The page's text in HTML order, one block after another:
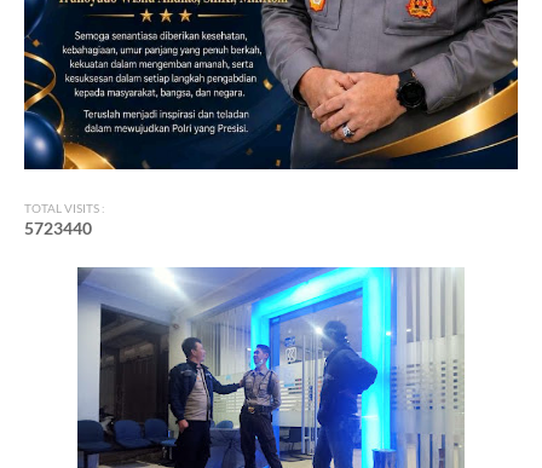
TOTAL VISITS :
5723440